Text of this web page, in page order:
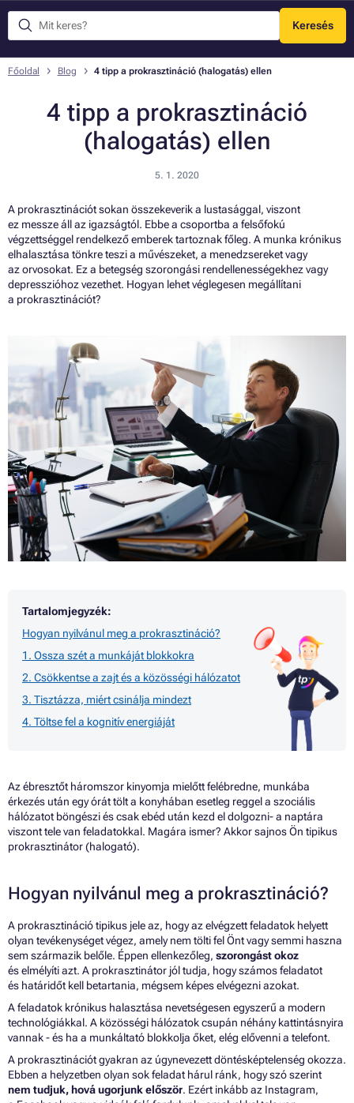
Keresés
Menü
Főoldal Blog 4 tipp a prokrasztináció (halogatás) ellen
4 tipp a prokrasztináció
(halogatás) ellen
5. 1. 2020
A prokrasztinációt sokan összekeverik a lustasággal, viszont
ez messze áll az igazságtól. Ebbe a csoportba a felsőfokú
végzettséggel rendelkező emberek tartoznak főleg. A munka krónikus
elhalasztása tönkre teszi a művészeket, a menedzsereket vagy
az orvosokat. Ez a betegség szorongási rendellenességekhez vagy
depresszióhoz vezethet. Hogyan lehet véglegesen megállítani
a prokrasztinációt?
Tartalomjegyzék:
Hogyan nyilvánul meg a prokrasztináció?
1. Ossza szét a munkáját blokkokra
2. Csökkentse a zajt és a közösségi hálózatot
3. Tisztázza, miért csinálja mindezt
4. Töltse fel a kognitív energiáját
Az ébresztőt háromszor kinyomja mielőtt felébredne, munkába
érkezés után egy órát tölt a konyhában esetleg reggel a szociális
hálózatot böngészi és csak ebéd után kezd el dolgozni- a naptára
viszont tele van feladatokkal. Magára ismer? Akkor sajnos Ön tipikus
prokrasztinátor (halogató).
Hogyan nyilvánul meg a prokrasztináció?
A prokrasztináció tipikus jele az, hogy az elvégzett feladatok helyett
olyan tevékenységet végez, amely nem tölti fel Önt vagy semmi haszna
sem származik belőle. Éppen ellenkezőleg, szorongást okoz
és elmélyíti azt. A prokrasztinátor jól tudja, hogy számos feladatot
és határidőt kell betartania, mégsem képes elvégezni azokat.
A feladatok krónikus halasztása nevetségesen egyszerű a modern
technológiákkal. A közösségi hálózatok csupán néhány kattintásnyira
vannak - és ha a munkáltató blokkolja őket, elég elővenni a telefont.
A prokrasztinációt gyakran az úgynevezett döntésképtelenség okozza.
Ebben a helyzetben olyan sok feladat hárul ránk, hogy szó szerint
nem tudjuk, hová ugorjunk először. Ezért inkább az Instagram,